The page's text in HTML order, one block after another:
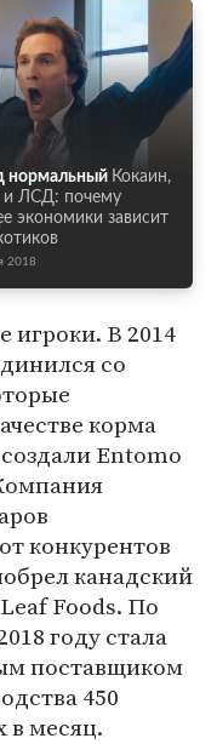
нормальный Кокаин,
и ЛСД: почему
экономики зависит
2018
игроки. В 2014
со
корма
Entomo
конкурентов
канадский
Foods. По
году стала
поставщиком
450
в месяц.